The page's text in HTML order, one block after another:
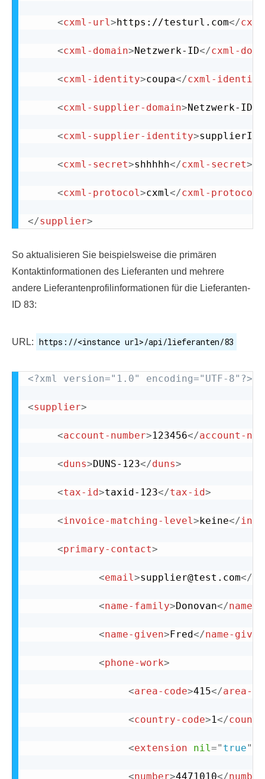
<cxml-url>https://testurl.com</
<cxml-domain>Netzwerk-ID</cxml-
<cxml-identity>coupa</cxml-identity
<cxml-supplier-domain>Netzwerk-ID
<cxml-supplier-identity>supplierID1
<cxml-secret>shhhhh</cxml-secret>
<cxml-protocol>cxml</cxml-protocol
</supplier>
So aktualisieren Sie beispielsweise die primären
Kontaktinformationen des Lieferanten und mehrere
andere Lieferantenprofilinformationen für die Lieferanten-
ID 83:
URL: https://<instance url>/api/lieferanten/83
<?xml version="1.0" encoding="UTF-8"?>
<supplier>
<account-number>123456</account-
<duns>DUNS-123</duns>
<tax-id>taxid-123</tax-id>
<invoice-matching-level>keine</
<primary-contact>
<email>supplier@test.com</
<name-family>Donovan</
<name-given>Fred</name-given
<phone-work>
<area-code>415</area-
<country-code>1</
<extension nil=" true"
<number>4471010</number